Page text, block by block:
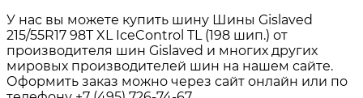
У нас вы можете купить шину Шины Gislaved
215/55R17 98T XL IceControl TL (198 шип.) от
производителя шин Gislaved и многих других
мировых производителей шин на нашем сайте.
Оформить заказ можно через сайт онлайн или по